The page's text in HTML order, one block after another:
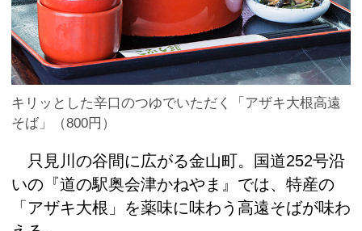
キリッとした辛口のつゆでいただく「アザキ大根高遠
そば」（800円）
只見川の谷間に広がる金山町。国道252号沿
いの『道の駅奥会津かねやま』では、特産の
「アザキ大根」を薬味に味わう高遠そばが味わ